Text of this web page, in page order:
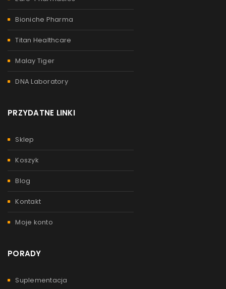
Bioniche Pharma
Titan Healthcare
Malay Tiger
DNA Laboratory
PRZYDATNE LINKI
Sklep
Koszyk
Blog
Kontakt
Moje konto
PORADY
Suplementacja